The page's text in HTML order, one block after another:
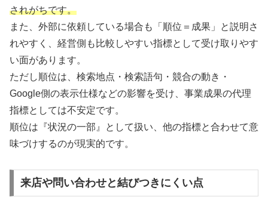
されがちです。
また、外部に依頼している場合も「順位＝成果」と説明さ
れやすく、経営側も比較しやすい指標として受け取りやす
い面があります。
ただし順位は、検索地点・検索語句・競合の動き・
Google側の表示仕様などの影響を受け、事業成果の代理
指標としては不安定です。
順位は『状況の一部』として扱い、他の指標と合わせて意
味づけするのが現実的です。
来店や問い合わせと結びつきにくい点